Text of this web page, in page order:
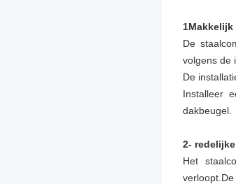
1Makkelijk
De
volgens de
De
Installeer
dakbeugel.
2-
Het